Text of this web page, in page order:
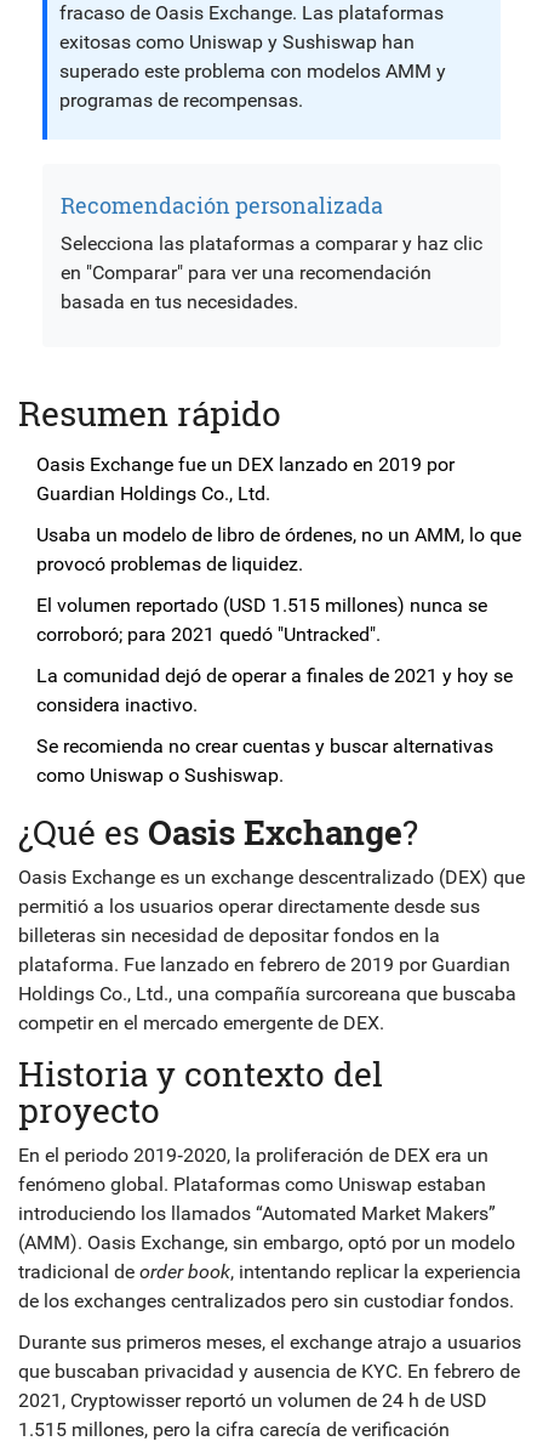
fracaso de Oasis Exchange. Las plataformas
exitosas como Uniswap y Sushiswap han
superado este problema con modelos AMM y
programas de recompensas.
Recomendación personalizada
Selecciona las plataformas a comparar y haz clic
en "Comparar" para ver una recomendación
basada en tus necesidades.
Resumen rápido
Oasis Exchange fue un DEX lanzado en 2019 por
Guardian Holdings Co., Ltd.
Usaba un modelo de libro de órdenes, no un AMM, lo que
provocó problemas de liquidez.
El volumen reportado (USD 1.515 millones) nunca se
corroboró; para 2021 quedó "Untracked".
La comunidad dejó de operar a finales de 2021 y hoy se
considera inactivo.
Se recomienda no crear cuentas y buscar alternativas
como Uniswap o Sushiswap.
¿Qué es Oasis Exchange?
Oasis Exchange es un exchange descentralizado (DEX) que
permitió a los usuarios operar directamente desde sus
billeteras sin necesidad de depositar fondos en la
plataforma. Fue lanzado en febrero de 2019 por Guardian
Holdings Co., Ltd., una compañía surcoreana que buscaba
competir en el mercado emergente de DEX.
Historia y contexto del
proyecto
En el periodo 2019‑2020, la proliferación de DEX era un
fenómeno global. Plataformas como Uniswap estaban
introduciendo los llamados “Automated Market Makers”
(AMM). Oasis Exchange, sin embargo, optó por un modelo
tradicional de order book, intentando replicar la experiencia
de los exchanges centralizados pero sin custodiar fondos.
Durante sus primeros meses, el exchange atrajo a usuarios
que buscaban privacidad y ausencia de KYC. En febrero de
2021, Cryptowisser reportó un volumen de 24 h de USD
1.515 millones, pero la cifra carecía de verificación